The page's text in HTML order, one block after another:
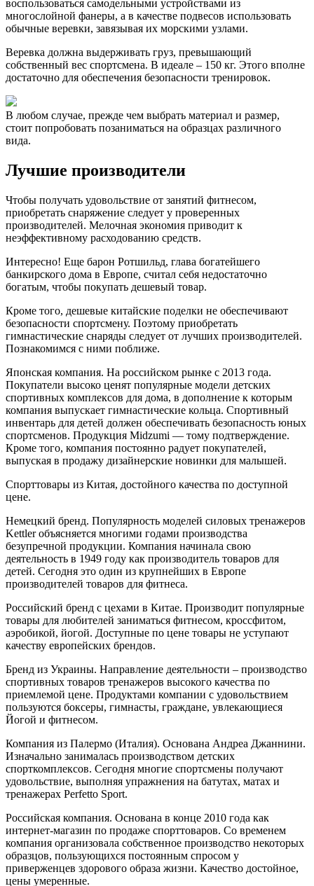
воспользоваться самодельными устройствами из
многослойной фанеры, а в качестве подвесов использовать
обычные веревки, завязывая их морскими узлами.
Веревка должна выдерживать груз, превышающий
собственный вес спортсмена. В идеале – 150 кг. Этого вполне
достаточно для обеспечения безопасности тренировок.
В любом случае, прежде чем выбрать материал и размер,
стоит попробовать позаниматься на образцах различного
вида.
Лучшие производители
Чтобы получать удовольствие от занятий фитнесом,
приобретать снаряжение следует у проверенных
производителей. Мелочная экономия приводит к
неэффективному расходованию средств.
Интересно! Еще барон Ротшильд, глава богатейшего
банкирского дома в Европе, считал себя недостаточно
богатым, чтобы покупать дешевый товар.
Кроме того, дешевые китайские поделки не обеспечивают
безопасности спортсмену. Поэтому приобретать
гимнастические снаряды следует от лучших производителей.
Познакомимся с ними поближе.
Японская компания. На российском рынке с 2013 года.
Покупатели высоко ценят популярные модели детских
спортивных комплексов для дома, в дополнение к которым
компания выпускает гимнастические кольца. Спортивный
инвентарь для детей должен обеспечивать безопасность юных
спортсменов. Продукция Midzumi — тому подтверждение.
Кроме того, компания постоянно радует покупателей,
выпуская в продажу дизайнерские новинки для малышей.
Спорттовары из Китая, достойного качества по доступной
цене.
Немецкий бренд. Популярность моделей силовых тренажеров
Kettler объясняется многими годами производства
безупречной продукции. Компания начинала свою
деятельность в 1949 году как производитель товаров для
детей. Сегодня это один из крупнейших в Европе
производителей товаров для фитнеса.
Российский бренд с цехами в Китае. Производит популярные
товары для любителей заниматься фитнесом, кроссфитом,
аэробикой, йогой. Доступные по цене товары не уступают
качеству европейских брендов.
Бренд из Украины. Направление деятельности – производство
спортивных товаров тренажеров высокого качества по
приемлемой цене. Продуктами компании с удовольствием
пользуются боксеры, гимнасты, граждане, увлекающиеся
Йогой и фитнесом.
Компания из Палермо (Италия). Основана Андреа Джаннини.
Изначально занималась производством детских
спорткомплексов. Сегодня многие спортсмены получают
удовольствие, выполняя упражнения на батутах, матах и
тренажерах Perfetto Sport.
Российская компания. Основана в конце 2010 года как
интернет-магазин по продаже спорттоваров. Со временем
компания организовала собственное производство некоторых
образцов, пользующихся постоянным спросом у
приверженцев здорового образа жизни. Качество достойное,
цены умеренные.